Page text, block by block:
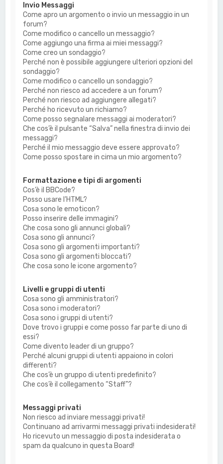
Invio Messaggi
Come apro un argomento o invio un messaggio in un
forum?
Come modifico o cancello un messaggio?
Come aggiungo una firma ai miei messaggi?
Come creo un sondaggio?
Perché non è possibile aggiungere ulteriori opzioni del
sondaggio?
Come modifico o cancello un sondaggio?
Perché non riesco ad accedere a un forum?
Perché non riesco ad aggiungere allegati?
Perché ho ricevuto un richiamo?
Come posso segnalare messaggi ai moderatori?
Che cos’è il pulsante “Salva” nella finestra di invio dei
messaggi?
Perché il mio messaggio deve essere approvato?
Come posso spostare in cima un mio argomento?
Formattazione e tipi di argomenti
Cos’è il BBCode?
Posso usare l’HTML?
Cosa sono le emoticon?
Posso inserire delle immagini?
Che cosa sono gli annunci globali?
Cosa sono gli annunci?
Cosa sono gli argomenti importanti?
Cosa sono gli argomenti bloccati?
Che cosa sono le icone argomento?
Livelli e gruppi di utenti
Cosa sono gli amministratori?
Cosa sono i moderatori?
Cosa sono i gruppi di utenti?
Dove trovo i gruppi e come posso far parte di uno di
essi?
Come divento leader di un gruppo?
Perché alcuni gruppi di utenti appaiono in colori
differenti?
Che cos’è un gruppo di utenti predefinito?
Che cos’è il collegamento “Staff”?
Messaggi privati
Non riesco ad inviare messaggi privati!
Continuano ad arrivarmi messaggi privati indesiderati!
Ho ricevuto un messaggio di posta indesiderata o
spam da qualcuno in questa Board!